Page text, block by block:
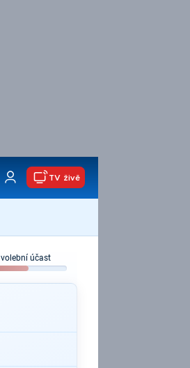
TV živě
volební účast